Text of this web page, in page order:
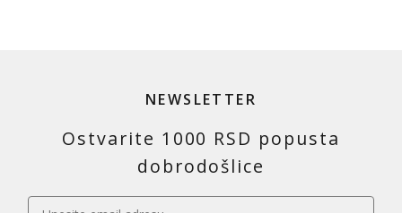
NEWSLETTER
Ostvarite 1000 RSD popusta
dobrodošlice